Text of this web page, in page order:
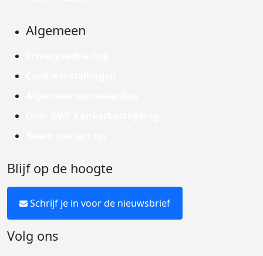
Algemeen
Blijf op de hoogte
Schrijf je in voor de nieuwsbrief
Volg ons